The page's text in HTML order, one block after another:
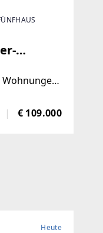
Angebot
und
€ 109.000
Heute